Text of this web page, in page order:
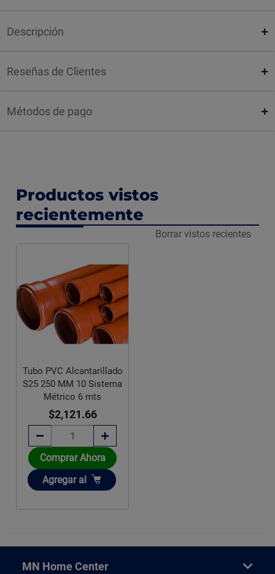
Descripción
Reseñas de Clientes
Métodos de pago
Productos vistos
recientemente
Borrar vistos recientes
Tubo PVC Alcantarillado
S25 250 MM 10 Sistema
Métrico 6 mts
$2,121.66
Comprar Ahora
Añadir
Agregar al
MN Home Center